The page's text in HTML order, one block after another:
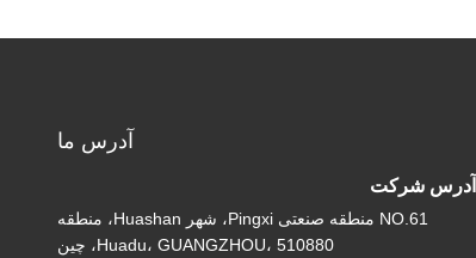
آدرس ما
آدرس شرکت
NO.61 منطقه صنعتی Pingxi، شهر Huashan، منطقه
Huadu، GUANGZHOU، 510880، چین